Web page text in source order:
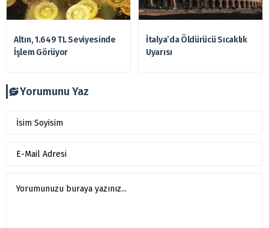
Altın, 1.649 TL Seviyesinde
İşlem Görüyor
İtalya’da Öldürücü Sıcaklık
Uyarısı
Yorumunu Yaz